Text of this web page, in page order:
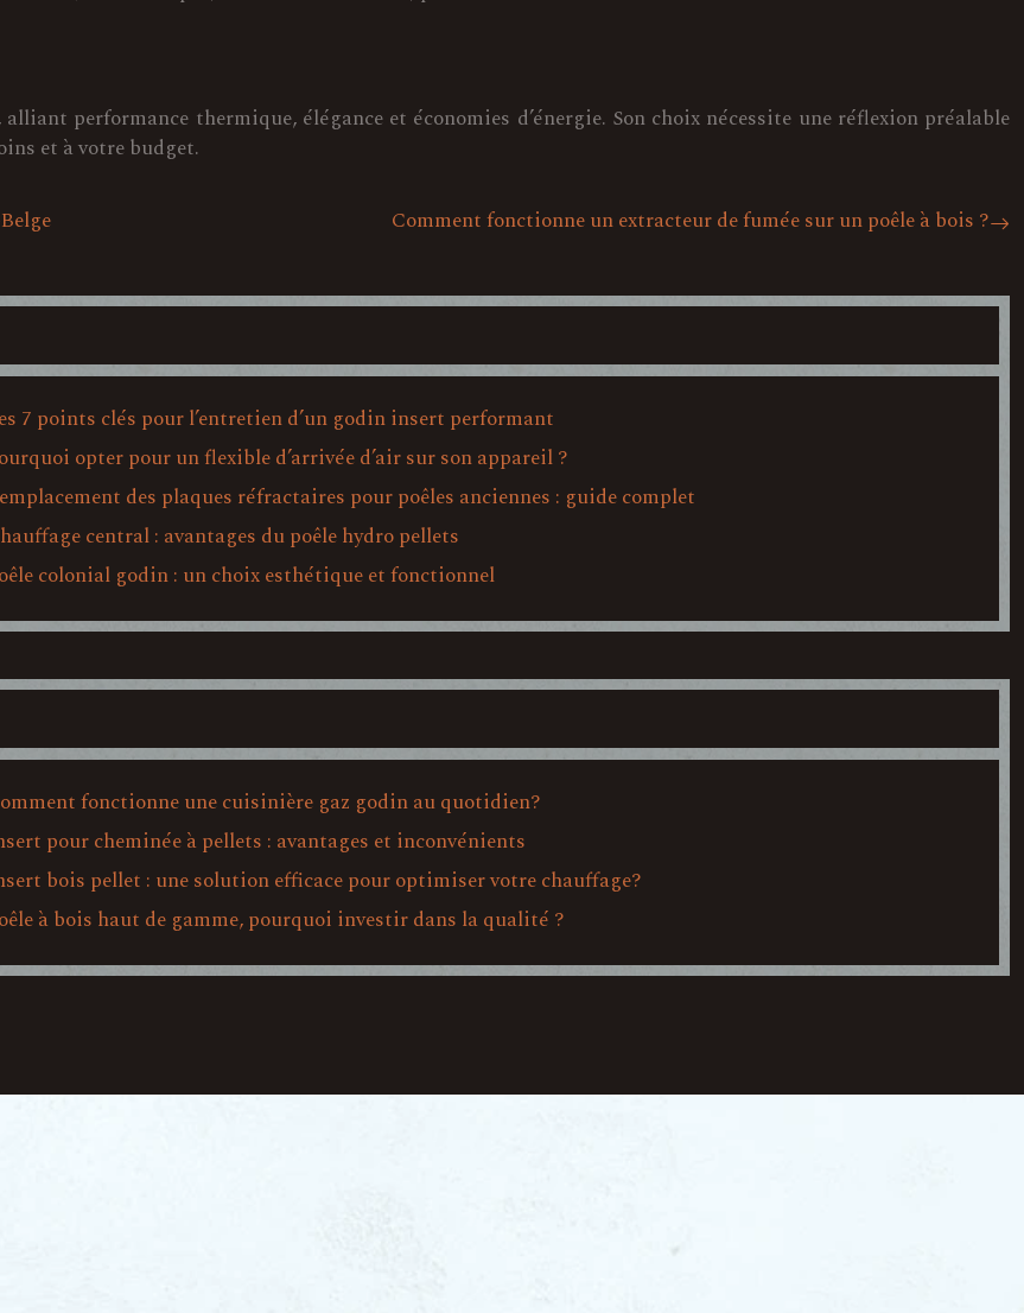
performance thermique, élégance et économies d’énergie. Son choix nécessite une réflexion préalable
et à votre budget.
Comment fonctionne un extracteur de fumée sur un poêle à bois ?
7 points clés pour l’entretien d’un godin insert performant
opter pour un flexible d’arrivée d’air sur son appareil ?
des plaques réfractaires pour poêles anciennes : guide complet
central : avantages du poêle hydro pellets
colonial godin : un choix esthétique et fonctionnel
fonctionne une cuisinière gaz godin au quotidien?
pour cheminée à pellets : avantages et inconvénients
bois pellet : une solution efficace pour optimiser votre chauffage?
à bois haut de gamme, pourquoi investir dans la qualité ?